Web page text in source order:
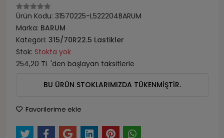
Ürün Kodu: 31570225-L522204BARUM
Marka: BARUM
Kategori: 315/70R22.5 Lastikler
Stok: Stokta yok
254,20 TL 'den başlayan taksitlerle
BU ÜRÜN STOKLARIMIZDA TÜKENMİŞTİR.
Favorilerime ekle